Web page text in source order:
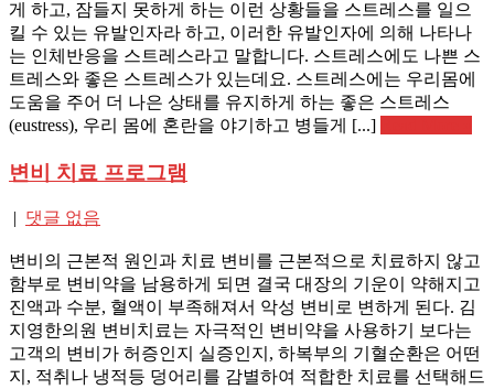
게 하고, 잠들지 못하게 하는 이런 상황들을 스트레스를 일으
킬 수 있는 유발인자라 하고, 이러한 유발인자에 의해 나타나
는 인체반응을 스트레스라고 말합니다. 스트레스에도 나쁜 스
트레스와 좋은 스트레스가 있는데요. 스트레스에는 우리몸에
도움을 주어 더 나은 상태를 유지하게 하는 좋은 스트레스
(eustress), 우리 몸에 혼란을 야기하고 병들게 [...]
변비 치료 프로그램
| 댓글 없음
변비의 근본적 원인과 치료 변비를 근본적으로 치료하지 않고
함부로 변비약을 남용하게 되면 결국 대장의 기운이 약해지고
진액과 수분, 혈액이 부족해져서 악성 변비로 변하게 된다. 김
지영한의원 변비치료는 자극적인 변비약을 사용하기 보다는
고객의 변비가 허증인지 실증인지, 하복부의 기혈순환은 어떤
지, 적취나 냉적등 덩어리를 감별하여 적합한 치료를 선택해드